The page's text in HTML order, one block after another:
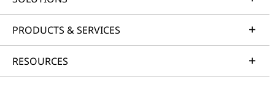
PRODUCTS & SERVICES
RESOURCES